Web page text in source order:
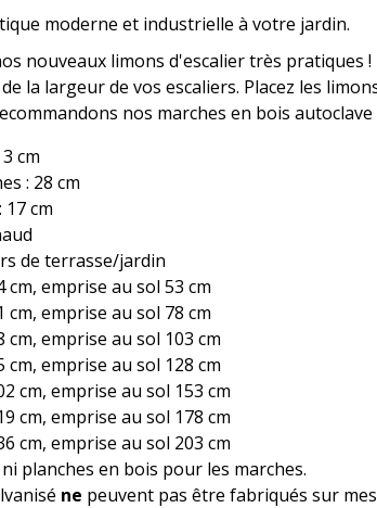
moderne et industrielle à votre jardin.
nouveaux limons d'escalier très pratiques
la largeur de vos escaliers. Placez les
nos marches en bois autoclave
cm
: 28 cm
cm
de terrasse/jardin
emprise au sol 53 cm
emprise au sol 78 cm
emprise au sol 103 cm
emprise au sol 128 cm
cm, emprise au sol 153 cm
cm, emprise au sol 178 cm
cm, emprise au sol 203 cm
planches en bois pour les marches.
ne peuvent pas être fabriqués sur